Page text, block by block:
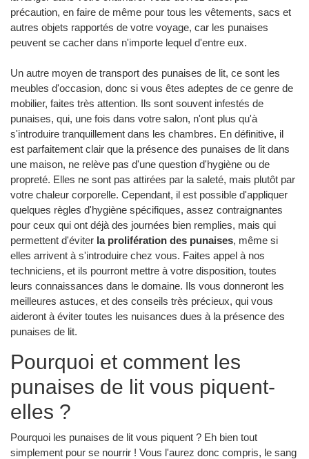
précaution, en faire de même pour tous les vêtements, sacs et
autres objets rapportés de votre voyage, car les punaises
peuvent se cacher dans n'importe lequel d'entre eux.
Un autre moyen de transport des punaises de lit, ce sont les
meubles d'occasion, donc si vous êtes adeptes de ce genre de
mobilier, faites très attention. Ils sont souvent infestés de
punaises, qui, une fois dans votre salon, n'ont plus qu'à
s'introduire tranquillement dans les chambres. En définitive, il
est parfaitement clair que la présence des punaises de lit dans
une maison, ne relève pas d'une question d'hygiène ou de
propreté. Elles ne sont pas attirées par la saleté, mais plutôt par
votre chaleur corporelle. Cependant, il est possible d'appliquer
quelques règles d'hygiène spécifiques, assez contraignantes
pour ceux qui ont déjà des journées bien remplies, mais qui
permettent d'éviter la prolifération des punaises, même si
elles arrivent à s'introduire chez vous. Faites appel à nos
techniciens, et ils pourront mettre à votre disposition, toutes
leurs connaissances dans le domaine. Ils vous donneront les
meilleures astuces, et des conseils très précieux, qui vous
aideront à éviter toutes les nuisances dues à la présence des
punaises de lit.
Pourquoi et comment les
punaises de lit vous piquent-
elles ?
Pourquoi les punaises de lit vous piquent ? Eh bien tout
simplement pour se nourrir ! Vous l'aurez donc compris, le sang